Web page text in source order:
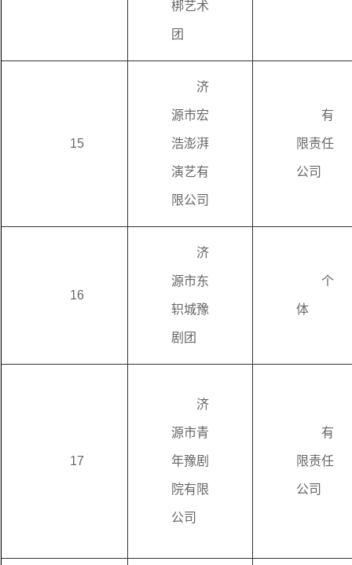
梆艺术
团
15
济
源市宏
浩澎湃
演艺有
限公司
有
限责任
公司
16
济
源市东
轵城豫
剧团
个
体
17
济
源市青
年豫剧
院有限
公司
有
限责任
公司